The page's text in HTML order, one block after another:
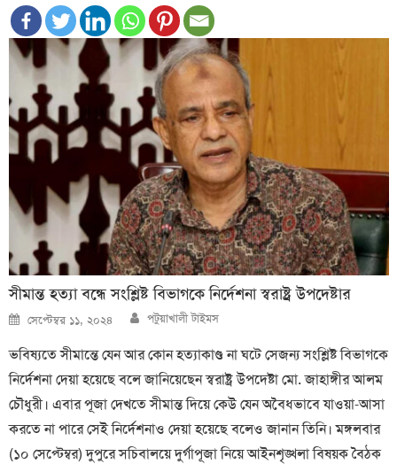
সীমান্ত হত্যা বন্ধে সংশ্লিষ্ট বিভাগকে নির্দেশনা স্বরাষ্ট্র উপদেষ্টার
Posted
on
সেপ্টেম্বর ১১, ২০২৪ Author
পটুয়াখালী টাইমস
ভবিষ্যতে সীমান্তে যেন আর কোন হত্যাকাণ্ড না ঘটে সেজন্য সংশ্লিষ্ট বিভাগকে
নির্দেশনা দেয়া হয়েছে বলে জানিয়েছেন স্বরাষ্ট্র উপদেষ্টা মো. জাহাঙ্গীর আলম
চৌধুরী। এবার পূজা দেখতে সীমান্ত দিয়ে কেউ যেন অবৈধভাবে যাওয়া-আসা
করতে না পারে সেই নির্দেশনাও দেয়া হয়েছে বলেও জানান তিনি। মঙ্গলবার
(১০ সেপ্টেম্বর) দুপুরে সচিবালয়ে দুর্গাপূজা নিয়ে আইনশৃঙ্খলা বিষয়ক বৈঠক